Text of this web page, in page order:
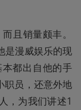
且销量颇丰。
是漫威娱乐的现
都出自他的手
职员，还意外地
，为我们讲述1